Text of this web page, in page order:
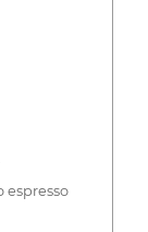
espresso